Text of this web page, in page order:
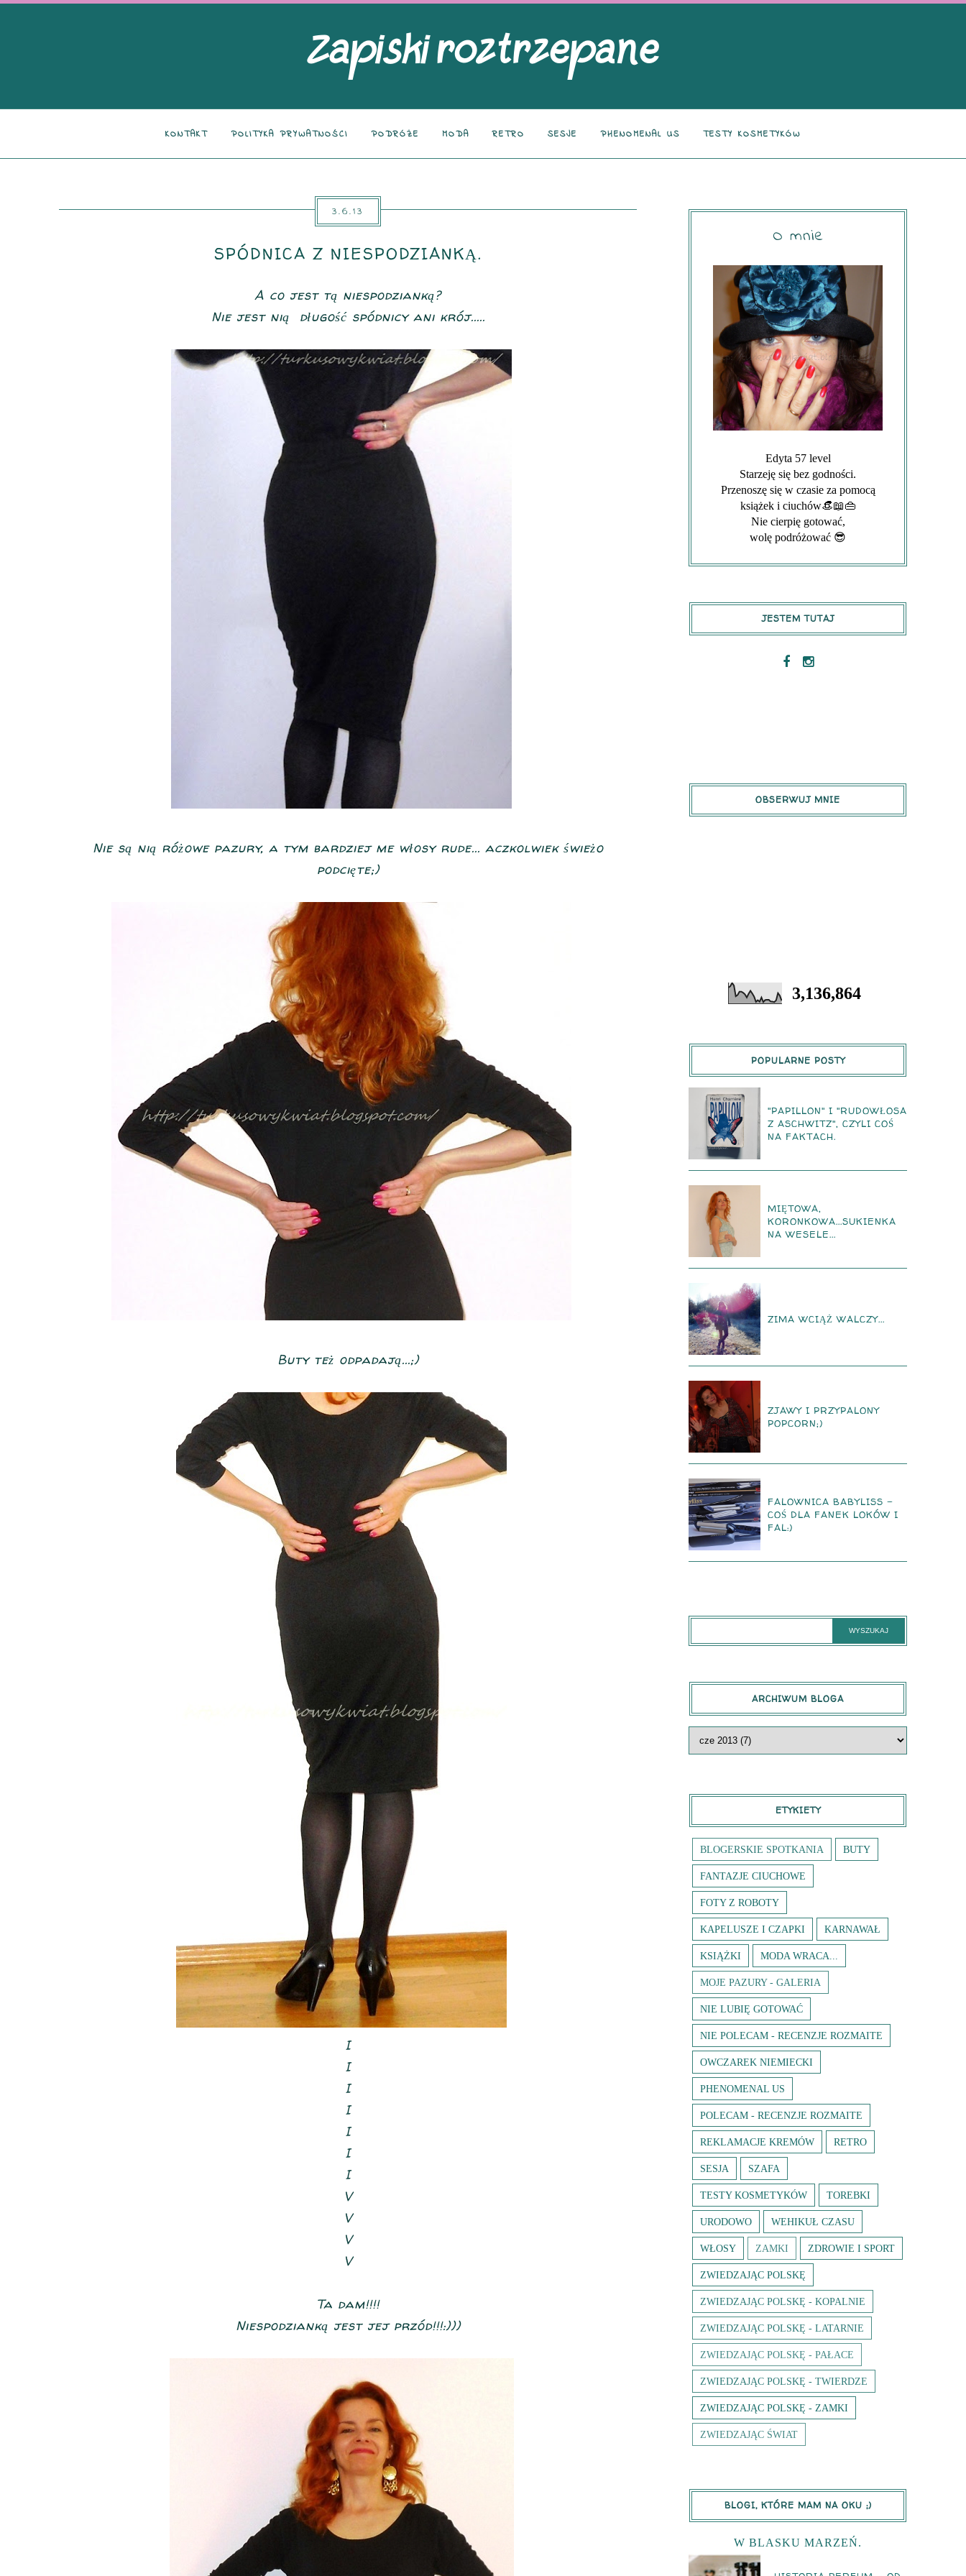
KONTAKT POLITYKA PRYWATNOŚCI PODRÓŻE MODA RETRO SESJE PHENOMENAL US TESTY KOSMETYKÓW
3.6.13
SPÓDNICA Z NIESPODZIANKĄ.
A co jest tą niespodzianką?
Nie jest nią długość spódnicy ani krój.....
Nie są nią różowe pazury, a tym bardziej me włosy rude... aczkolwiek świeżo
podcięte;)
Buty też odpadają...;)
I
I
I
I
I
I
I
V
V
V
V
Ta dam!!!!
Niespodzianką jest jej przód!!!:)))
O mnie
Edyta 57 level
Starzeję się bez godności.
Przenoszę się w czasie za pomocą
książek i ciuchów👒📖👜
Nie cierpię gotować,
wolę podróżować 😎
JESTEM TUTAJ
OBSERWUJ MNIE
3,136,864
POPULARNE POSTY
"PAPILLON" I "RUDOWŁOSA
Z ASCHWITZ", CZYLI COŚ
NA FAKTACH.
MIĘTOWA,
KORONKOWA...SUKIENKA
NA WESELE...
ZIMA WCIĄŻ WALCZY...
ZJAWY I PRZYPALONY
POPCORN;)
FALOWNICA BABYLISS -
COŚ DLA FANEK LOKÓW I
FAL:)
ARCHIWUM BLOGA
ETYKIETY
BLOGERSKIE SPOTKANIA BUTY
FANTAZJE CIUCHOWE
FOTY Z ROBOTY
KAPELUSZE I CZAPKI KARNAWAŁ
KSIĄŻKI MODA WRACA...
MOJE PAZURY - GALERIA
NIE LUBIĘ GOTOWAĆ
NIE POLECAM - RECENZJE ROZMAITE
OWCZAREK NIEMIECKI
PHENOMENAL US
POLECAM - RECENZJE ROZMAITE
REKLAMACJE KREMÓW RETRO
SESJA SZAFA
TESTY KOSMETYKÓW TOREBKI
URODOWO WEHIKUŁ CZASU
WŁOSY ZAMKI ZDROWIE I SPORT
ZWIEDZAJĄC POLSKĘ
ZWIEDZAJĄC POLSKĘ - KOPALNIE
ZWIEDZAJĄC POLSKĘ - LATARNIE
ZWIEDZAJĄC POLSKĘ - PAŁACE
ZWIEDZAJĄC POLSKĘ - TWIERDZE
ZWIEDZAJĄC POLSKĘ - ZAMKI
ZWIEDZAJĄC ŚWIAT
BLOGI, KTÓRE MAM NA OKU ;)
W BLASKU MARZEŃ.